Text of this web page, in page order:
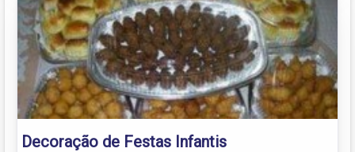
Decoração de Festas Infantis